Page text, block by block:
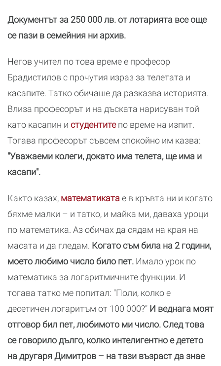
Документът за 250 000 лв. от лотарията все още
се пази в семейния ни архив.
Негов учител по това време е професор
Брадистилов с прочутия израз за телетата и
касапите. Татко обичаше да разказва историята.
Влиза професорът и на дъската нарисуван той
като касапин и студентитепо време на изпит.
Тогава професорът съвсем спокойно им казва:
"Уважаеми колеги, докато има телета, ще има и
касапи".
Както казах, математиката е в кръвта ни и когато
бяхме малки – и татко, и майка ми, даваха уроци
по математика. Аз обичах да сядам на края на
масата и да гледам. Когато съм била на 2 години,
моето любимо число било пет. Имало урок по
математика за логаритмичните функции. И
тогава татко ме попитал: "Поли, колко е
десетичен логаритъм от 100 000?" И веднага моят
отговор бил пет, любимото ми число. След това
се говорило дълго, колко интелигентно е детето
на другаря Димитров – на тази възраст да знае